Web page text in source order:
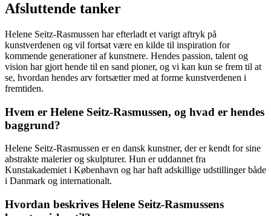
Afsluttende tanker
Helene Seitz-Rasmussen har efterladt et varigt aftryk på
kunstverdenen og vil fortsat være en kilde til inspiration for
kommende generationer af kunstnere. Hendes passion, talent og
vision har gjort hende til en sand pioner, og vi kan kun se frem til at
se, hvordan hendes arv fortsætter med at forme kunstverdenen i
fremtiden.
Hvem er Helene Seitz-Rasmussen, og hvad er hendes
baggrund?
Helene Seitz-Rasmussen er en dansk kunstner, der er kendt for sine
abstrakte malerier og skulpturer. Hun er uddannet fra
Kunstakademiet i København og har haft adskillige udstillinger både
i Danmark og internationalt.
Hvordan beskrives Helene Seitz-Rasmussens